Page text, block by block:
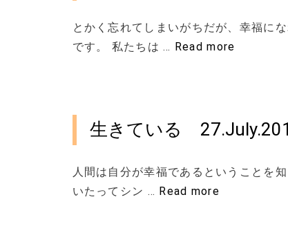
とかく忘れてしまいがちだが、幸福に
です。 私たちは … Read more
生きている
人間は自分が幸福であるということを
いたってシン … Read more